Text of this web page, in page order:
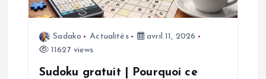
d
Sadako Actualités
avril 11, 2026
11627 views
Sudoku gratuit | Pourquoi ce